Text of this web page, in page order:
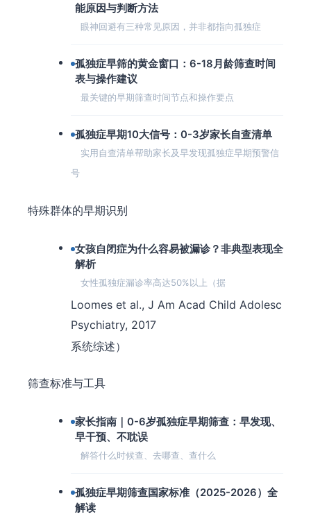
能原因与判断方法
眼神回避有三种常见原因，并非都指向孤独症
孤独症早筛的黄金窗口：6-18月龄筛查时间
表与操作建议
最关键的早期筛查时间节点和操作要点
孤独症早期10大信号：0-3岁家长自查清单
实用自查清单帮助家长及早发现孤独症早期预警信
号
特殊群体的早期识别
女孩自闭症为什么容易被漏诊？非典型表现全
解析
女性孤独症漏诊率高达50%以上（据
Loomes et al., J Am Acad Child Adolesc
Psychiatry, 2017
系统综述）
筛查标准与工具
家长指南｜0-6岁孤独症早期筛查：早发现、
早干预、不耽误
解答什么时候查、去哪查、查什么
孤独症早期筛查国家标准（2025-2026）全
解读